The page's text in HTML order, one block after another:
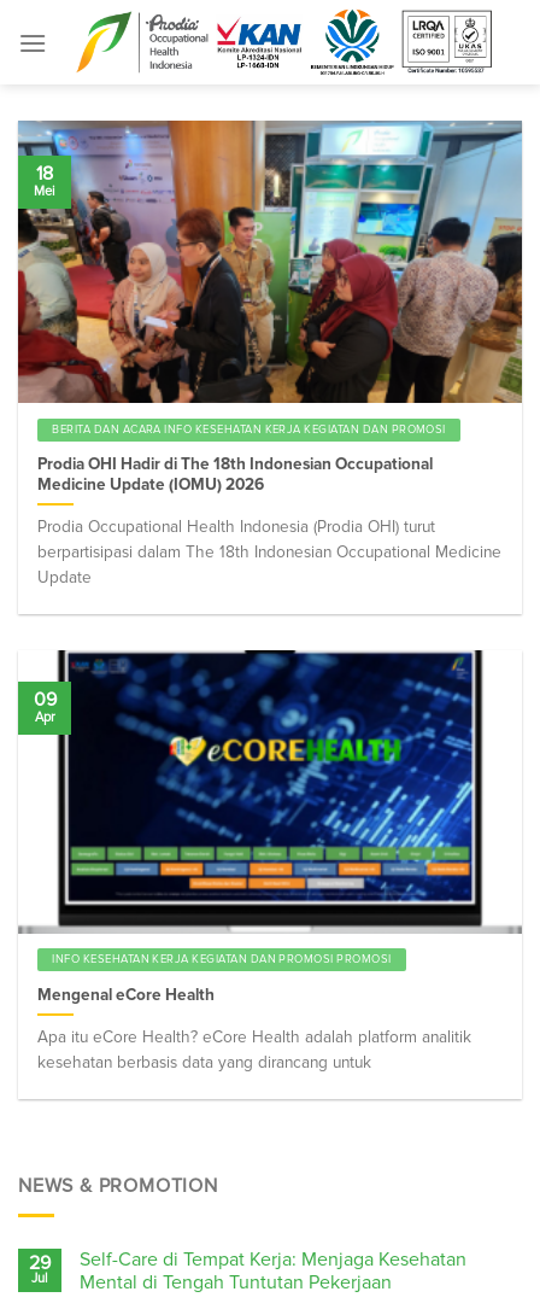
BERITA DAN ACARA INFO KESEHATAN KERJA KEGIATAN DAN PROMOSI
Prodia OHI Hadir di The 18th Indonesian Occupational
Medicine Update (IOMU) 2026
Prodia Occupational Health Indonesia (Prodia OHI) turut
berpartisipasi dalam The 18th Indonesian Occupational Medicine
Update
18
Mei
INFO KESEHATAN KERJA KEGIATAN DAN PROMOSI PROMOSI
Mengenal eCore Health
Apa itu eCore Health? eCore Health adalah platform analitik
kesehatan berbasis data yang dirancang untuk
09
Apr
NEWS & PROMOTION
29
Jul
Self-Care di Tempat Kerja: Menjaga Kesehatan
Mental di Tengah Tuntutan Pekerjaan